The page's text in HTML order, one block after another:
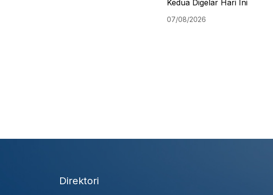
Kedua Digelar Hari Ini
07/08/2026
Direktori